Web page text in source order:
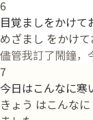
6
目覚ましをかけて
めざまし をかけ
儘管我訂了鬧鐘，
7
今日はこんなに寒
きょう はこんな